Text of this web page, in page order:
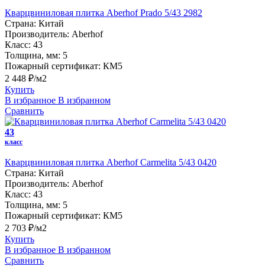
Кварцвиниловая плитка Aberhof Prado 5/43 2982
Страна: Китай
Производитель: Aberhof
Класс: 43
Толщина, мм: 5
Пожарный сертификат: КМ5
2 448 ₽/м2
Купить
В избранное В избранном
Сравнить
43
класс
Кварцвиниловая плитка Aberhof Carmelita 5/43 0420
Страна: Китай
Производитель: Aberhof
Класс: 43
Толщина, мм: 5
Пожарный сертификат: КМ5
2 703 ₽/м2
Купить
В избранное В избранном
Сравнить